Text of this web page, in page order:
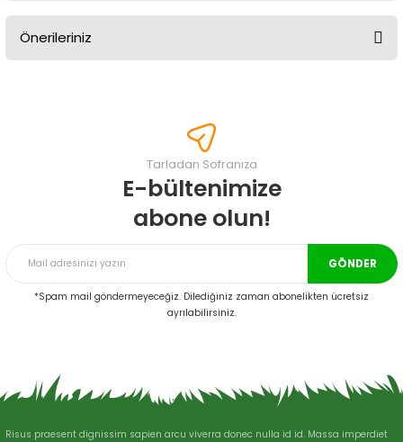
Önerileriniz
Görüş ve önerileriniz için teşekkür ederiz.
Ürün resmi kalitesiz, bozuk veya görüntülenemiyor.
Ürün bilgilerinde hatalar bulunuyor.
Bu ürüne benzer farklı alternatifler olmalı.
Gönder
Tarladan Sofranıza
E-bültenimize
abone olun!
GÖNDER
*Spam mail göndermeyeceğiz. Dilediğiniz zaman abonelikten ücretsiz
ayrılabilirsiniz.
Risus praesent dignissim sapien arcu viverra donec nulla id id. Massa imperdiet